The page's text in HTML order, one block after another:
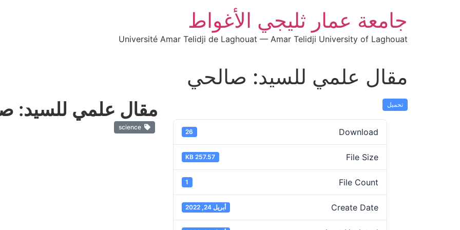
جامعة عمار ثليجي الأغواط
Université Amar Telidji de Laghouat — Amar Telidji University of Laghouat
مقال علمي للسيد: صالحي
تحميل
Download
26
File Size
257.57 KB
File Count
1
Create Date أبريل 24, 2022
مقال علمي للسيد:
science